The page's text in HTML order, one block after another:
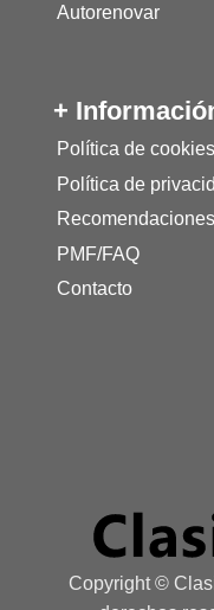
Autorenovar
+
Política de cookies
Política de
PMF/FAQ
Contacto
Copyright ©